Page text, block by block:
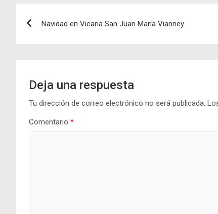
Navidad en Vicaria San Juan María Vianney
Deja una respuesta
Tu dirección de correo electrónico no será publicada.
Comentario *